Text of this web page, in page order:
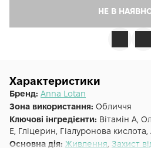
НЕ В
Характеристики
Бренд: Anna Lotan
Зона використання: Обличчя
Ключові інгредієнти: Вітамін А,
E, Гліцерин, Гіалуронова
Основна дія: Живлення Захист